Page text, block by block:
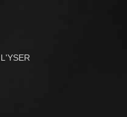
L'YSER